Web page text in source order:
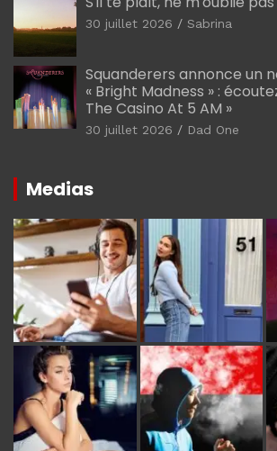
30 juillet 2026 Sabrina
Squanderers annonce un
« Bright Madness » :
The Casino At 5 AM »
30 juillet 2026 Dad One
Medias